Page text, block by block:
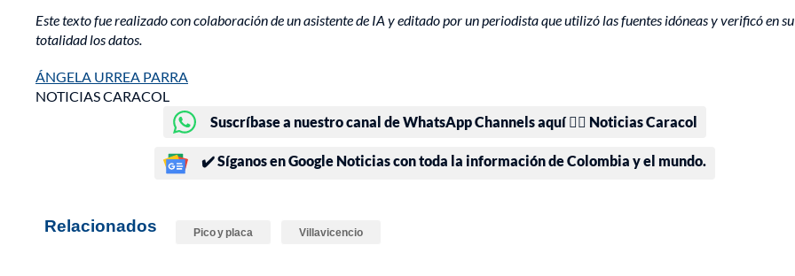
Este texto fue realizado con colaboración de un asistente de IA y editado por un periodista que utilizó las fuentes idóneas y verificó en su
totalidad los datos.
ÁNGELA URREA PARRA
NOTICIAS CARACOL
Suscríbase a nuestro canal de WhatsApp Channels aquí 👉🏻 Noticias Caracol
✔️ Síganos en Google Noticias con toda la información de Colombia y el mundo.
Relacionados Pico y placa Villavicencio